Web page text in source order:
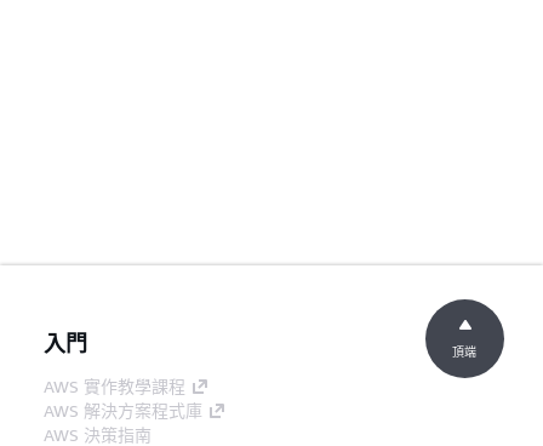
入門
AWS 實作教學課程
AWS 解決方案程式庫
AWS 決策指南
頂端